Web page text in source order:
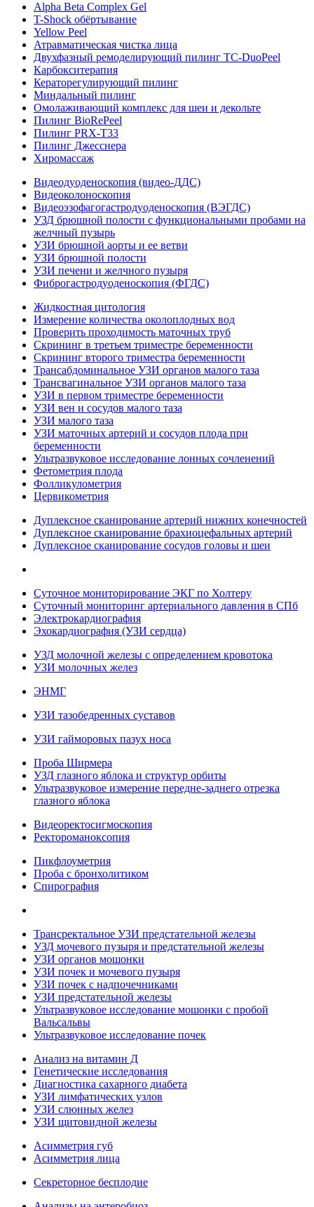
Alpha Beta Complex Gel
T-Shock обёртывание
Yellow Peel
Атравматическая чистка лица
Двухфазный ремоделирующий пилинг TC-DuoPeel
Карбокситерапия
Кераторегулирующий пилинг
Миндальный пилинг
Омолаживающий комплекс для шеи и декольте
Пилинг BioRePeel
Пилинг PRX-T33
Пилинг Джесснера
Хиромассаж
Видеодуоденоскопия (видео-ДДС)
Видеоколоноскопия
Видеоэзофагогастродуоденоскопия (ВЭГДС)
УЗД брюшной полости с функциональными пробами на
желчный пузырь
УЗИ брюшной аорты и ее ветви
УЗИ брюшной полости
УЗИ печени и желчного пузыря
Фиброгастродуоденоскопия (ФГДС)
Жидкостная цитология
Измерение количества околоплодных вод
Проверить проходимость маточных труб
Скрининг в третьем триместре беременности
Скрининг второго триместра беременности
Трансабдоминальное УЗИ органов малого таза
Трансвагинальное УЗИ органов малого таза
УЗИ в первом триместре беременности
УЗИ вен и сосудов малого таза
УЗИ малого таза
УЗИ маточных артерий и сосудов плода при
беременности
Ультразвуковое исследование лонных сочленений
Фетометрия плода
Фолликулометрия
Цервикометрия
Дуплексное сканирование артерий нижних конечностей
Дуплексное сканирование брахиоцефальных артерий
Дуплексное сканирование сосудов головы и шеи
Суточное мониторирование ЭКГ по Холтеру
Суточный мониторинг артериального давления в СПб
Электрокардиография
Эхокардиография (УЗИ сердца)
УЗД молочной железы с определением кровотока
УЗИ молочных желез
ЭНМГ
УЗИ тазобедренных суставов
УЗИ гайморовых пазух носа
Проба Ширмера
УЗД глазного яблока и структур орбиты
Ультразвуковое измерение передне-заднего отрезка
глазного яблока
Видеоректосигмоскопия
Ректороманоксопия
Пикфлоуметрия
Проба с бронхолитиком
Спирография
Трансректальное УЗИ предстательной железы
УЗД мочевого пузыря и предстательной железы
УЗИ органов мошонки
УЗИ почек и мочевого пузыря
УЗИ почек с надпочечниками
УЗИ предстательной железы
Ультразвуковое исследование мошонки с пробой
Вальсальвы
Ультразвуковое исследование почек
Анализ на витамин Д
Генетические исследования
Диагностика сахарного диабета
УЗИ лимфатических узлов
УЗИ слюнных желез
УЗИ щитовидной железы
Асимметрия губ
Асимметрия лица
Секреторное бесплодие